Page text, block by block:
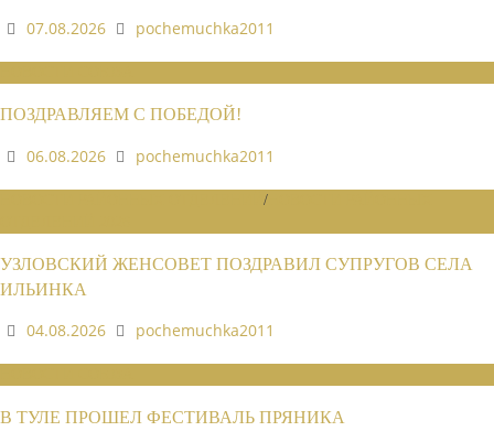
07.08.2026
pochemuchka2011
ПОЗДРАВЛЯЕМ С ПОБЕДОЙ!
06.08.2026
pochemuchka2011
/
УЗЛОВСКИЙ ЖЕНСОВЕТ ПОЗДРАВИЛ СУПРУГОВ СЕЛА
ИЛЬИНКА
04.08.2026
pochemuchka2011
В ТУЛЕ ПРОШЕЛ ФЕСТИВАЛЬ ПРЯНИКА